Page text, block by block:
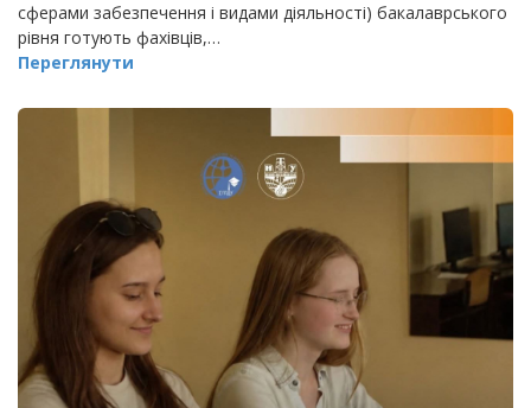
сферами забезпечення і видами діяльності) бакалаврського
рівня готують фахівців,…
Переглянути